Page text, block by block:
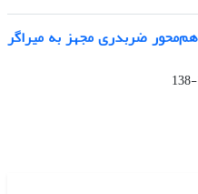
هم‌محور ضربدری مجهز به میراگر